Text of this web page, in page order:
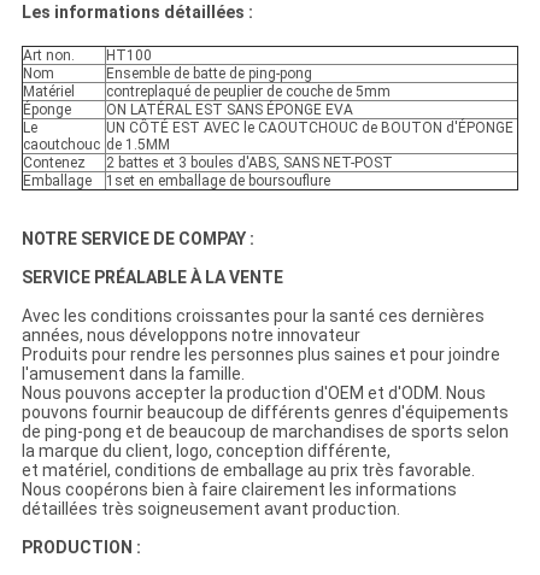
Les informations détaillées :
Art non.
HT100
Nom
Ensemble de batte de ping-pong
Matériel
contreplaqué de peuplier de couche de 5mm
Éponge
ON LATÉRAL EST SANS ÉPONGE EVA
Le
caoutchouc
UN CÔTÉ EST AVEC le CAOUTCHOUC de BOUTON d'ÉPONGE
de 1.5MM
Contenez
2 battes et 3 boules d'ABS, SANS NET-POST
Emballage
1set en emballage de boursouflure
NOTRE SERVICE DE COMPAY :
SERVICE PRÉALABLE À LA VENTE
Avec les conditions croissantes pour la santé ces dernières
années, nous développons notre innovateur
Produits pour rendre les personnes plus saines et pour joindre
l'amusement dans la famille.
Nous pouvons accepter la production d'OEM et d'ODM. Nous
pouvons fournir beaucoup de différents genres d'équipements
de ping-pong et de beaucoup de marchandises de sports selon
la marque du client, logo, conception différente,
et matériel, conditions de emballage au prix très favorable.
Nous coopérons bien à faire clairement les informations
détaillées très soigneusement avant production.
PRODUCTION :